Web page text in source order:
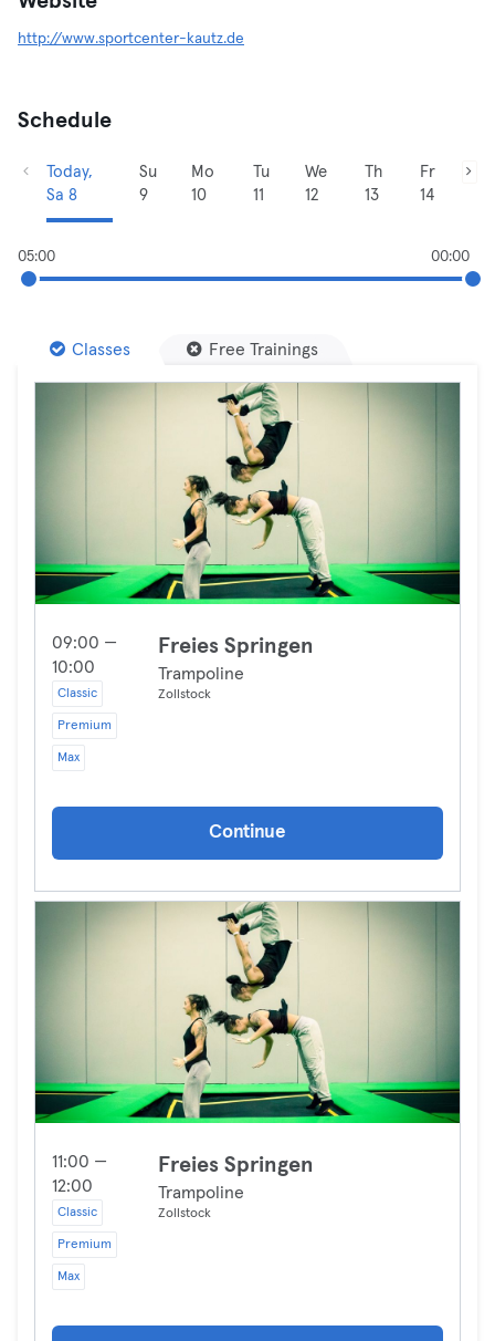
http://www.sportcenter-kautz.de
Schedule
Today,
Sa 8
Su
9
Mo
10
Tu
11
We
12
Th
13
Fr
14
05:00 00:00
Classes Free Trainings
09:00 —
10:00
Classic
Premium
Max
Freies Springen
Trampoline
Zollstock
Continue
11:00 —
12:00
Classic
Premium
Max
Freies Springen
Trampoline
Zollstock